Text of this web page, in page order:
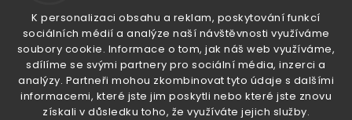
K personalizaci obsahu a reklam, poskytování funkcí
sociálních médií a analýze naší návštěvnosti využíváme
soubory cookie. Informace o tom, jak náš web využíváme,
sdílíme se svými partnery pro sociální média, inzerci a
analýzy. Partneři mohou zkombinovat tyto údaje s dalšími
informacemi, které jste jim poskytli nebo které jste znovu
získali v důsledku toho, že využíváte jejich služby.